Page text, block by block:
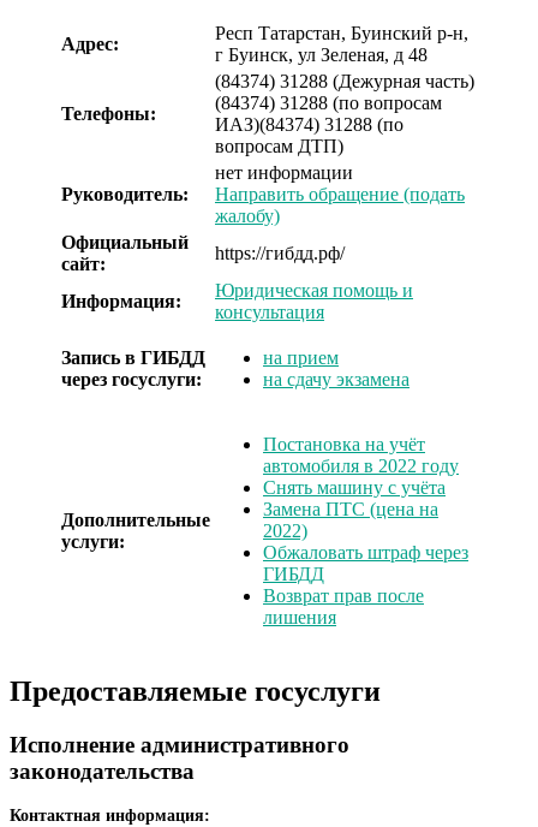
Адрес:
Респ Татарстан, Буинский р-н,
г Буинск, ул Зеленая, д 48
Телефоны:
(84374) 31288 (Дежурная часть)
(84374) 31288 (по вопросам
ИАЗ)(84374) 31288 (по
вопросам ДТП)
Руководитель:
нет информации
Направить обращение (подать
жалобу)
Официальный
сайт:
https://гибдд.рф/
Информация:
Юридическая помощь и
консультация
Запись в ГИБДД
через госуслуги:
на прием
на сдачу экзамена
Дополнительные
услуги:
Постановка на учёт
автомобиля в 2022 году
Снять машину с учёта
Замена ПТС (цена на
2022)
Обжаловать штраф через
ГИБДД
Возврат прав после
лишения
Предоставляемые госуслуги
Исполнение административного
законодательства
Контактная информация: